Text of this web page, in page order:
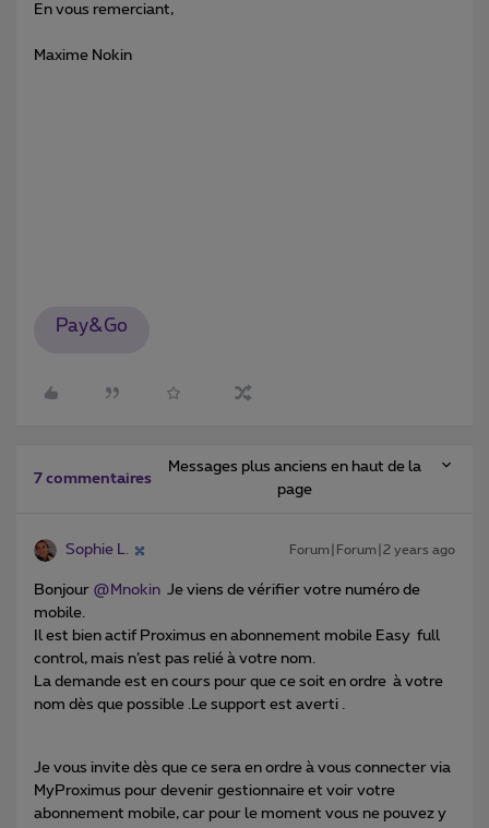
En vous remerciant,
Maxime Nokin
Pay&Go
7 commentaires
Messages plus anciens en haut de la
page
Sophie L. Forum|Forum|2 years ago
Bonjour @Mnokin Je viens de vérifier votre numéro de
mobile.
Il est bien actif Proximus en abonnement mobile Easy full
control, mais n’est pas relié à votre nom.
La demande est en cours pour que ce soit en ordre à votre
nom dès que possible .Le support est averti .
Je vous invite dès que ce sera en ordre à vous connecter via
MyProximus pour devenir gestionnaire et voir votre
abonnement mobile, car pour le moment vous ne pouvez y